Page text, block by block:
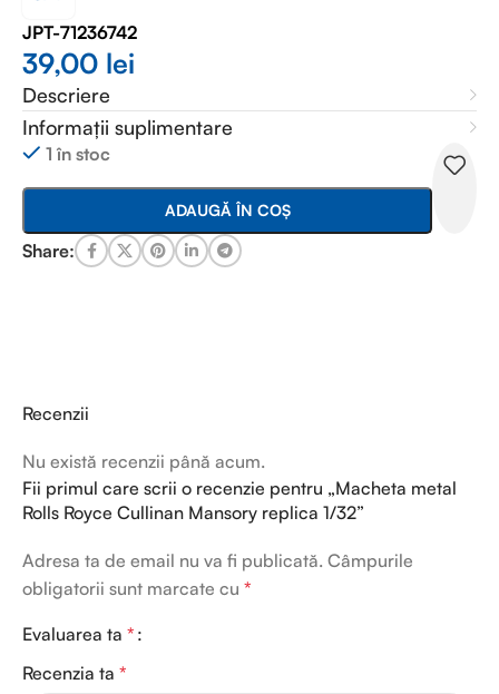
JPT-71236742
39,00 lei
Descriere
Informații suplimentare
1 în stoc
ADAUGĂ ÎN COȘ
Share:
Recenzii
Nu există recenzii până acum.
Fii primul care scrii o recenzie pentru „Macheta metal
Rolls Royce Cullinan Mansory replica 1/32”
Adresa ta de email nu va fi publicată. Câmpurile
obligatorii sunt marcate cu *
Evaluarea ta *
Recenzia ta *